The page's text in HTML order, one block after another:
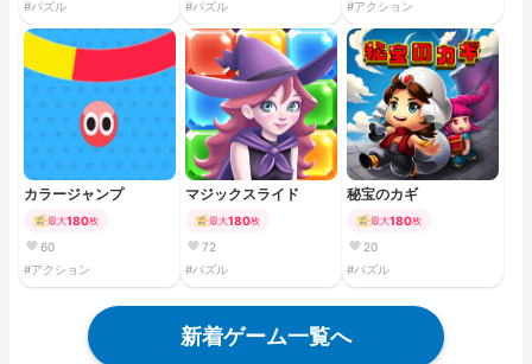
#パズル
#パズル
#アクション
カラージャンプ
最大180枚
60
#アクション
マジックスライド
最大180枚
72
#パズル
秘宝のカギ
最大180枚
20
#パズル
新着ゲーム一覧へ